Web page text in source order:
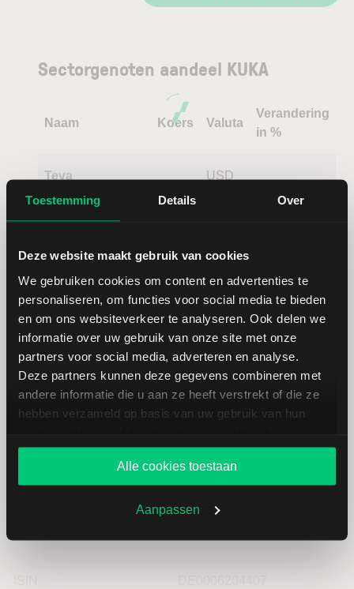
Toestemming Details Over
Deze website maakt gebruik van cookies
We gebruiken cookies om content en advertenties te
personaliseren, om functies voor social media te bieden
en om ons websiteverkeer te analyseren. Ook delen we
informatie over uw gebruik van onze site met onze
partners voor social media, adverteren en analyse.
Deze partners kunnen deze gegevens combineren met
andere informatie die u aan ze heeft verstrekt of die ze
hebben verzameld op basis van uw gebruik van hun
website blijft gebruiken.
Alle cookies toestaan
Aanpassen
Sectorgenoten aandeel KUKA
Naam Koers Valuta
Verandering
in %
Teva
Pharmaceuticals
USD
DoorDash USD
SGL Carbon EUR
ElringKlinger